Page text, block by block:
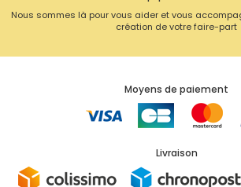
Nous sommes là pour vous aider et vous
création de votre faire-part
Moyens de paiement
Livraison